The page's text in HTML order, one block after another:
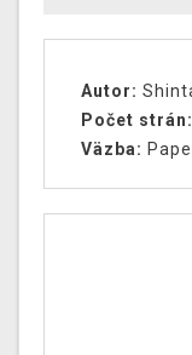
Autor:
Počet strán:
Väzba: